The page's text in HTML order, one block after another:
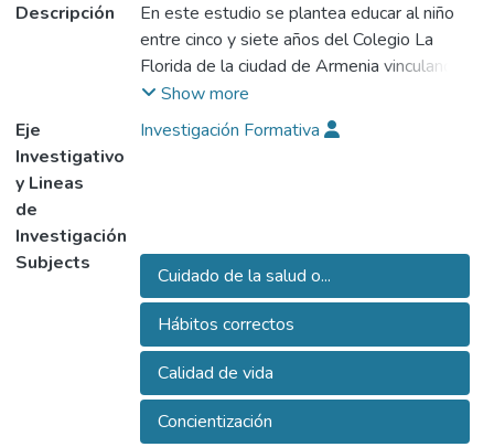
Descripción
En este estudio se plantea educar al niño
entre cinco y siete años del Colegio La
Florida de la ciudad de Armenia vinculando a
todos los estamentos y acudientes para un
desarrollo óptimo en el cuidado de la salud
bucal, implementando estrategias para
vida concientizando no solo al niño, sino a su
entorno, de acuerdo con las necesidades
socioculturales presentadas por la
comunidad.
Show more
Eje
Investigativo
y Lineas
de
Investigación
Investigación Formativa
Subjects
Cuidado de la salud o...
Hábitos correctos
Calidad de vida
Concientización